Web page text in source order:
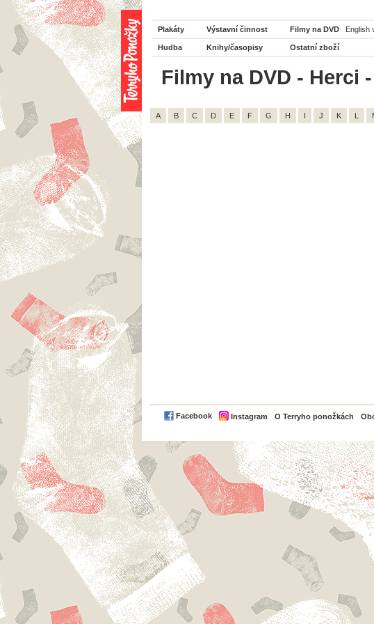
Plakáty Výstavní činnost Filmy na DVD English
Hudba Knihy/časopisy Ostatní zboží
Filmy na DVD - Herci
A B C D E F G H I J K L
Facebook Instagram O Terryho ponožkách